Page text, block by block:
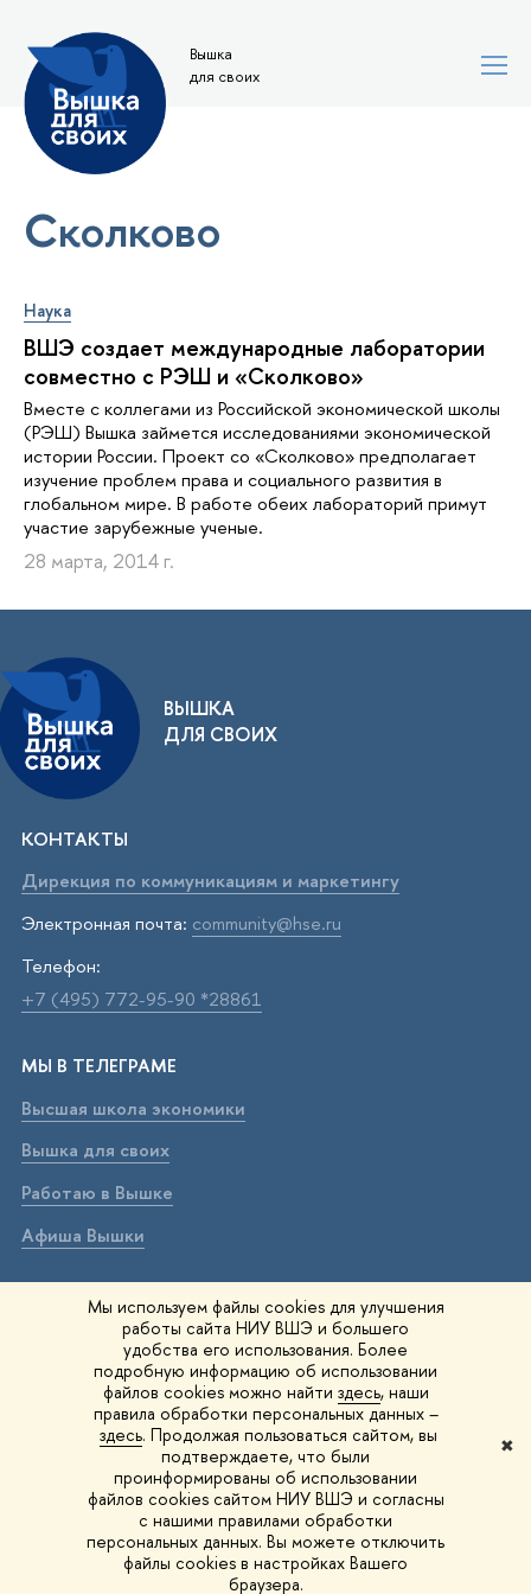
Мы используем файлы cookies для улучшения
работы сайта НИУ ВШЭ и большего
удобства его использования. Более
подробную информацию об использовании
файлов cookies можно найти здесь, наши
правила обработки персональных данных –
здесь. Продолжая пользоваться сайтом, вы
подтверждаете, что были
проинформированы об использовании
файлов cookies сайтом НИУ ВШЭ и согласны
с нашими правилами обработки
персональных данных. Вы можете отключить
файлы cookies в настройках Вашего
браузера.
✖
Вышка
для своих
Сколково
Наука
ВШЭ создает международные лаборатории
совместно с РЭШ и «Сколково»
Вместе с коллегами из Российской экономической школы
(РЭШ) Вышка займется исследованиями экономической
истории России. Проект со «Сколково» предполагает
изучение проблем права и социального развития в
глобальном мире. В работе обеих лабораторий примут
участие зарубежные ученые.
28 марта, 2014 г.
ВЫШКА
ДЛЯ СВОИХ
КОНТАКТЫ
Дирекция по коммуникациям и маркетингу
Электронная почта: community@hse.ru
Телефон:
+7 (495) 772-95-90 *28861
МЫ В ТЕЛЕГРАМЕ
Высшая школа экономики
Вышка для своих
Работаю в Вышке
Афиша Вышки
ВЫШКА В МАХ
Высшая школа экономики
Вышка для своих
Работаю в Вышке
Афиша Вышки
Вышка IQ
© 1993–2026 НИУ ВШЭ